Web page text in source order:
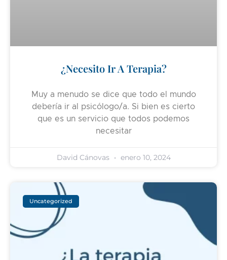
¿Necesito Ir A Terapia?
Muy a menudo se dice que todo el mundo
debería ir al psicólogo/a. Si bien es cierto
que es un servicio que todos podemos
necesitar
David Cánovas enero 10, 2024
Uncategorized